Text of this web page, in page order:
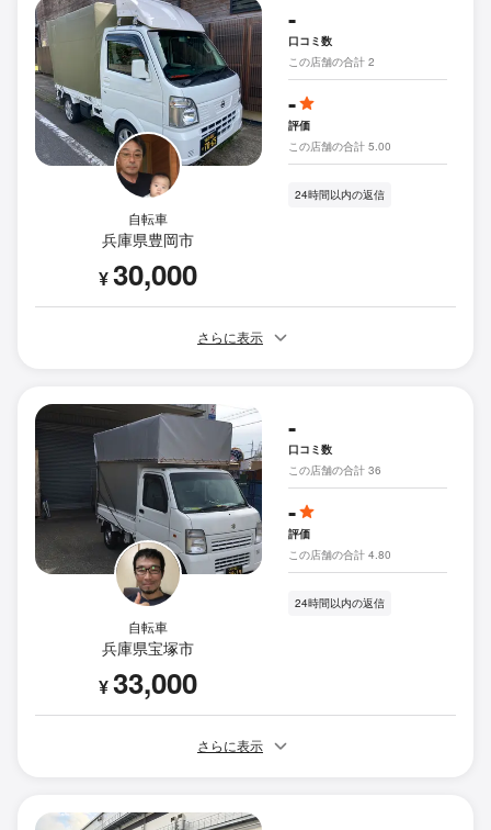
自転車
兵庫県豊岡市
¥30,000
-
口コミ数
この店舗の合計 2
-
評価
この店舗の合計 5.00
24時間以内の返信
さらに表示
自転車
兵庫県宝塚市
¥33,000
-
口コミ数
この店舗の合計 36
-
評価
この店舗の合計 4.80
24時間以内の返信
さらに表示